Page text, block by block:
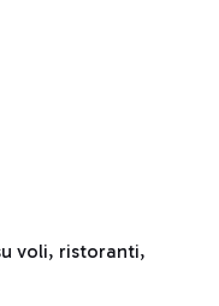
voli, ristoranti,